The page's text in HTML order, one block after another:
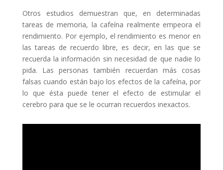
Otros estudios demuestran que, en determinadas
tareas de memoria, la cafeína realmente empeora el
rendimiento. Por ejemplo, el rendimiento es menor en
las tareas de recuerdo libre, es decir, en las que se
recuerda la información sin necesidad de que nadie lo
pida. Las personas también recuerdan más cosas
falsas cuando están bajo los efectos de la cafeína, por
lo que ésta puede tener el efecto de estimular el
cerebro para que se le ocurran recuerdos inexactos.